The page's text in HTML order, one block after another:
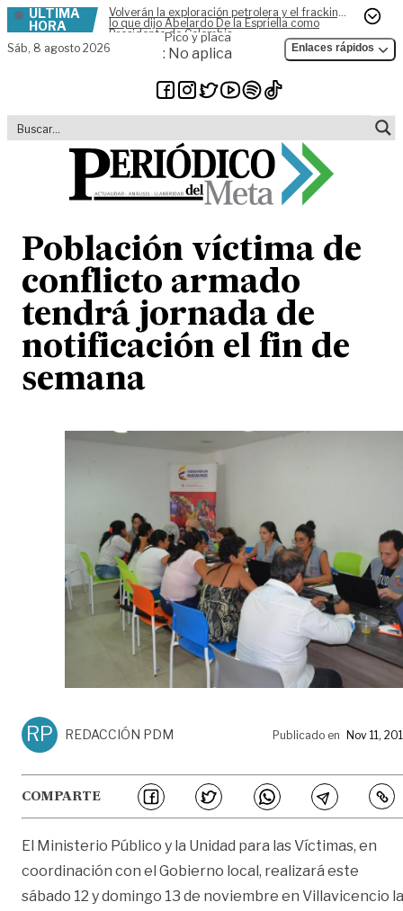
Skip to content
ÚLTIMA
HORA
Volverán la exploración petrolera y el fracking,
lo que dijo Abelardo De la Espriella como
Presidente de Colombia
Sáb, 8 agosto 2026
Pico y placa
: No aplica Enlaces rápidos
Población víctima de
conflicto armado
tendrá jornada de
notificación el fin de
semana
RP REDACCIÓN PDM Publicado en Nov 11,
COMPARTE
El Ministerio Público y la Unidad para las Víctimas, en
coordinación con el Gobierno local, realizará este
sábado 12 y domingo 13 de noviembre en Villavicencio la